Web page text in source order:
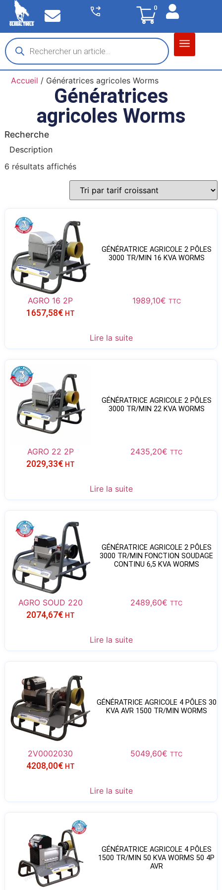
0
Accueil / Génératrices agricoles Worms
Génératrices
agricoles Worms
Recherche
Description
6 résultats affichés
GÉNÉRATRICE AGRICOLE 2 PÔLES
3000 TR/MIN 16 KVA WORMS
AGRO 16 2P 1989,10€ TTC
1657,58€ HT
Lire la suite
GÉNÉRATRICE AGRICOLE 2 PÔLES
3000 TR/MIN 22 KVA WORMS
AGRO 22 2P 2435,20€ TTC
2029,33€ HT
Lire la suite
GÉNÉRATRICE AGRICOLE 2 PÔLES
3000 TR/MIN FONCTION SOUDAGE
CONTINU 6,5 KVA WORMS
AGRO SOUD 220 2489,60€ TTC
2074,67€ HT
Lire la suite
GÉNÉRATRICE AGRICOLE 4 PÔLES 30
KVA AVR 1500 TR/MIN WORMS
2V0002030 5049,60€ TTC
4208,00€ HT
Lire la suite
GÉNÉRATRICE AGRICOLE 4 PÔLES
1500 TR/MIN 50 KVA WORMS 50 4P
AVR